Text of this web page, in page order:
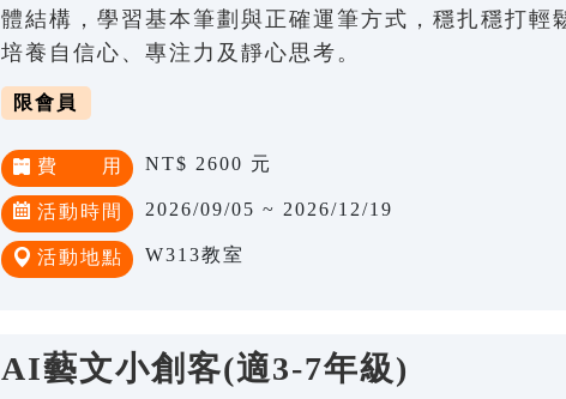
體結構，學習基本筆劃與正確運筆方式，穩扎穩打輕
培養自信心、專注力及靜心思考。
限會員
費 用 NT$ 2600 元
活動時間 2026/09/05 ~ 2026/12/19
活動地點 W313教室
AI藝文小創客(適3-7年級)